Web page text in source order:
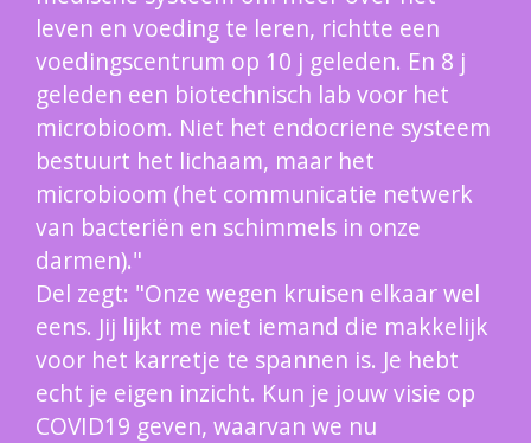
leven en voeding te leren, richtte een
voedingscentrum op 10 j geleden. En 8 j
geleden een biotechnisch lab voor het
microbioom. Niet het endocriene systeem
bestuurt het lichaam, maar het
microbioom (het communicatie netwerk
van bacteriën en schimmels in onze
darmen)."
Del zegt: "Onze wegen kruisen elkaar wel
eens. Jij lijkt me niet iemand die makkelijk
voor het karretje te spannen is. Je hebt
echt je eigen inzicht. Kun je jouw visie op
COVID19 geven, waarvan we nu